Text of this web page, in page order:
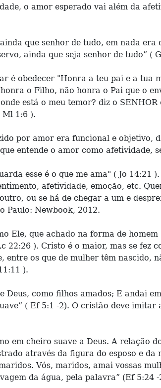
o amor esperado vai além da
que senhor de tudo, em nada
ainda que seja senhor de tudo” (
é obedecer "Honra a teu pai e a tua
o Filho, não honra o Pai que o
está o meu temor? diz o
Ml 1:6 ).
por amor era funcional e
entende o amor como afetividade,
esse é o que me ama" ( Jo
afetividade, emoção, etc.
ou se há de chegar a um e
Paulo: Newbook, 2012.
Ele, que achado na forma de
22:26 ). Cristo é o maior, mas se fez
entre os que de mulher têm nascido,
).
como filhos amados; E andai
( Ef 5:1 -2). O cristão deve
em cheiro suave a Deus. A relação
através da figura do esposo e
Vós, maridos, amai vossas
da água, pela palavra” (Ef 5:24 -